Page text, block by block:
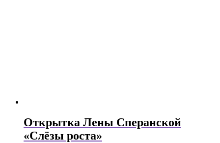
Открытка Лены Сперанской
«Слёзы роста»